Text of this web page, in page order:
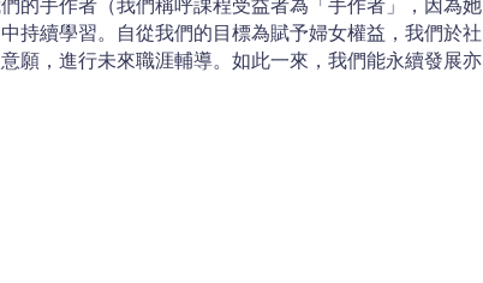
的手作者（我們稱呼課程受益者為「手作者」，因為她
持續學習。自從我們的目標為賦予婦女權益，我們於社
願，進行未來職涯輔導。如此一來，我們能永續發展亦